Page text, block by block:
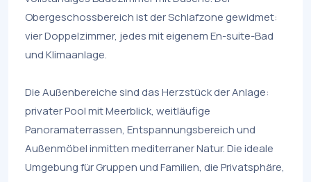
Obergeschossbereich ist der Schlafzone gewidmet:
vier Doppelzimmer, jedes mit eigenem En-suite-Bad
und Klimaanlage.
Die Außenbereiche sind das Herzstück der Anlage:
privater Pool mit Meerblick, weitläufige
Panoramaterrassen, Entspannungsbereich und
Außenmöbel inmitten mediterraner Natur. Die ideale
Umgebung für Gruppen und Familien, die Privatsphäre,